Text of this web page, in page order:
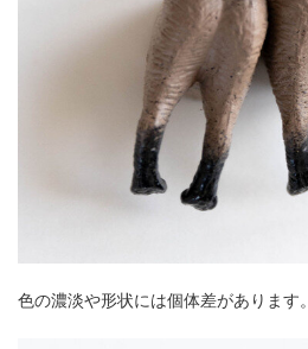
色の濃淡や形状には個体差があります。